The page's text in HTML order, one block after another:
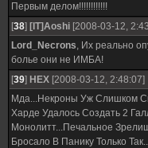
Первым делом!!!!!!!!!!!!
[38] [IT]Aoshi [2008-03-12,
Lord_Necrons, Их реально
болье они не ИМБА!
[39] HEX [2008-03-12, 2:48:07]
Мда...Некроны Уж Слишком
Харде Удалось Создать 2
Монолитт...Печальное
Бросало В Панику Только